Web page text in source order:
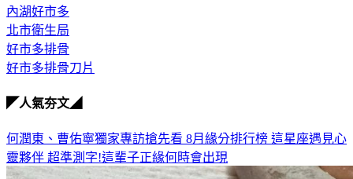
內湖好市多
北市衛生局
好市多排骨
好市多排骨刀片
◤人氣夯文◢
何潤東、曹佑寧獨家專訪搶先看 8月緣分排行榜 這星座遇見心
靈夥伴 超準測字!這輩子正緣何時會出現